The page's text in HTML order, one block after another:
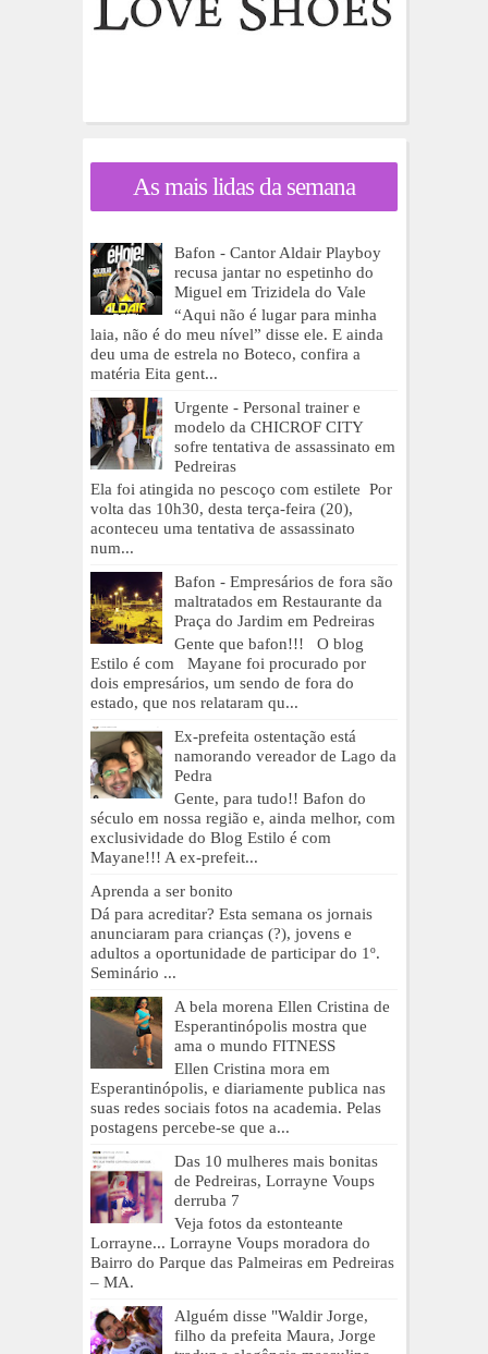
As mais lidas da semana
Bafon - Cantor Aldair Playboy
recusa jantar no espetinho do
Miguel em Trizidela do Vale
“Aqui não é lugar para minha
laia, não é do meu nível” disse ele. E ainda
deu uma de estrela no Boteco, confira a
matéria Eita gent...
Urgente - Personal trainer e
modelo da CHICROF CITY
sofre tentativa de assassinato em
Pedreiras
Ela foi atingida no pescoço com estilete Por
volta das 10h30, desta terça-feira (20),
aconteceu uma tentativa de assassinato
num...
Bafon - Empresários de fora são
maltratados em Restaurante da
Praça do Jardim em Pedreiras
Gente que bafon!!! O blog
Estilo é com Mayane foi procurado por
dois empresários, um sendo de fora do
estado, que nos relataram qu...
Ex-prefeita ostentação está
namorando vereador de Lago da
Pedra
Gente, para tudo!! Bafon do
século em nossa região e, ainda melhor, com
exclusividade do Blog Estilo é com
Mayane!!! A ex-prefeit...
Aprenda a ser bonito
Dá para acreditar? Esta semana os jornais
anunciaram para crianças (?), jovens e
adultos a oportunidade de participar do 1º.
Seminário ...
A bela morena Ellen Cristina de
Esperantinópolis mostra que
ama o mundo FITNESS
Ellen Cristina mora em
Esperantinópolis, e diariamente publica nas
suas redes sociais fotos na academia. Pelas
postagens percebe-se que a...
Das 10 mulheres mais bonitas
de Pedreiras, Lorrayne Voups
derruba 7
Veja fotos da estonteante
Lorrayne... Lorrayne Voups moradora do
Bairro do Parque das Palmeiras em Pedreiras
– MA.
Alguém disse "Waldir Jorge,
filho da prefeita Maura, Jorge